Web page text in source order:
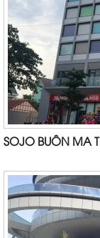
SOJO BUÔN MA